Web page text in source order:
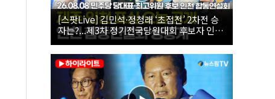
[스팟Live] 김민석·정청래 ‘초접전’ 2차전 승
자는?...제3차 정기전국당원대회 후보자 인천
합동연설회 생중계 | 26.08.08